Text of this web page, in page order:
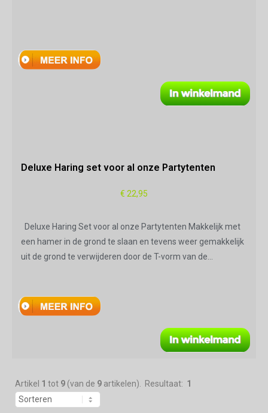
Deluxe Haring set voor al onze Partytenten
€ 22,95
Deluxe Haring Set voor al onze Partytenten Makkelijk met
een hamer in de grond te slaan en tevens weer gemakkelijk
uit de grond te verwijderen door de T-vorm van de…
Artikel 1 tot 9 (van de 9 artikelen). Resultaat: 1